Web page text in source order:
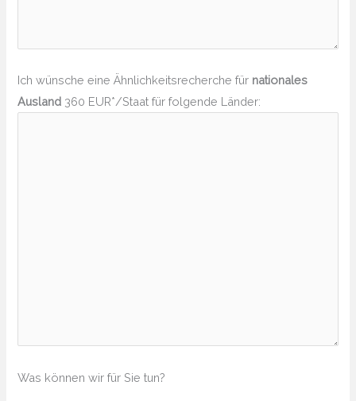
Ich wünsche eine Ähnlichkeitsrecherche für nationales
Ausland 360 EUR*/Staat für folgende Länder:
Was können wir für Sie tun?